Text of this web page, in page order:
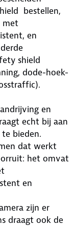
bestellen,
met
en
shield
dode-hoek-
en
echt bij aan
bieden.
dat werkt
het omvat
en
zijn er
draagt ook de